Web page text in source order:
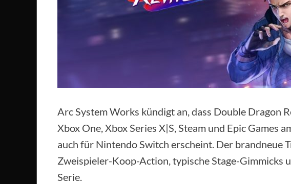
Arc System Works kündigt an, dass Double Dragon
Xbox One, Xbox Series X|S, Steam und Epic Games
auch für Nintendo Switch erscheint. Der brandneue
Zweispieler-Koop-Action, typische Stage-Gimmicks
Serie.